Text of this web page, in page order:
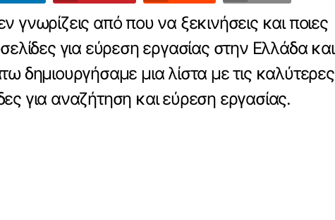
γνωρίζεις από που να ξεκινήσεις και ποιες
για εύρεση εργασίας στην Ελλάδα και
δημιουργήσαμε μια λίστα με τις καλύτερες
για αναζήτηση και εύρεση εργασίας.